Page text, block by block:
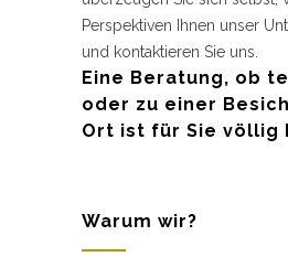
Perspektiven Ihnen unser
und kontaktieren Sie uns.
Eine Beratung, ob
oder zu einer
Ort ist für Sie völlig
Warum wir?